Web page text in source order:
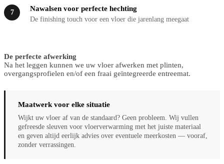
7 Nawalsen voor perfecte hechting
De finishing touch voor een vloer die jarenlang meegaat
De perfecte afwerking
Na het leggen kunnen we uw vloer afwerken met plinten,
overgangsprofielen en/of een fraai geïntegreerde entreemat.
Maatwerk voor elke situatie
Wijkt uw vloer af van de standaard? Geen probleem. Wij vullen
gefreesde sleuven voor vloerverwarming met het juiste materiaal
en geven altijd eerlijk advies over eventuele meerkosten — vooraf,
zonder verrassingen.